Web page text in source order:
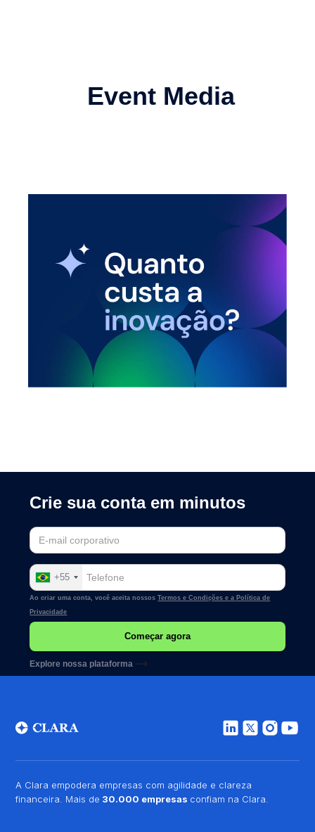
Event Media
Crie sua conta em minutos
+55
Ao criar uma conta, você aceita nossosTermos e Condições e a Política de
Privacidade
Explore nossa plataforma
A Clara empodera empresas com agilidade e clareza
financeira. Mais de 30.000 empresas confiam na Clara.